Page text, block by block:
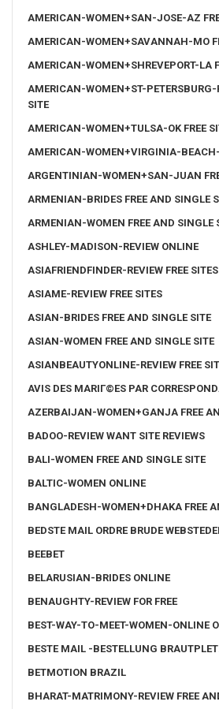
AMERICAN-WOMEN+SAN-JOSE-AZ
AMERICAN-WOMEN+SAVANNAH-MO
AMERICAN-WOMEN+SHREVEPORT-LA
AMERICAN-WOMEN+ST-PETERSBURG-
SITE
AMERICAN-WOMEN+TULSA-OK FREE
AMERICAN-WOMEN+VIRGINIA-BEACH-
ARGENTINIAN-WOMEN+SAN-JUAN
ARMENIAN-BRIDES FREE AND SINGLE
ARMENIAN-WOMEN FREE AND SINGLE
ASHLEY-MADISON-REVIEW ONLINE
ASIAFRIENDFINDER-REVIEW FREE SITES
ASIAME-REVIEW FREE SITES
ASIAN-BRIDES FREE AND SINGLE SITE
ASIAN-WOMEN FREE AND SINGLE SITE
ASIANBEAUTYONLINE-REVIEW FREE
AVIS DES MARIГ©ES PAR
AZERBAIJAN-WOMEN+GANJA FREE
BADOO-REVIEW WANT SITE REVIEWS
BALI-WOMEN FREE AND SINGLE SITE
BALTIC-WOMEN ONLINE
BANGLADESH-WOMEN+DHAKA FREE
BEDSTE MAIL ORDRE BRUDE
BEEBET
BELARUSIAN-BRIDES ONLINE
BENAUGHTY-REVIEW FOR FREE
BEST-WAY-TO-MEET-WOMEN-ONLINE
BESTE MAIL -BESTELLUNG
BETMOTION BRAZIL
BHARAT-MATRIMONY-REVIEW FREE